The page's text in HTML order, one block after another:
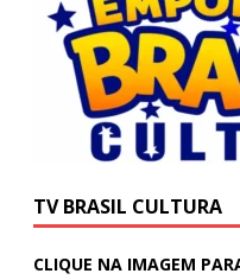
TV BRASIL CULTURA
CLIQUE NA IMAGEM